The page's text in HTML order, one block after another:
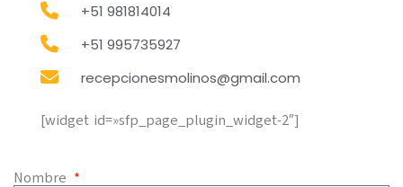
Nombre
+51 981814014
+51 995735927
recepcionesmolinos@gmail.com
[widget id=»sfp_page_plugin_widget-2″]